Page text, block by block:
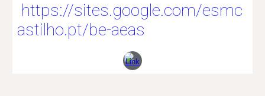
https://sites.google.com/esmc
astilho.pt/be-aeas